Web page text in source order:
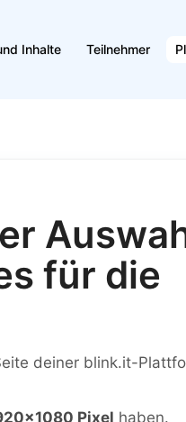
Inhalte Teilnehmer
für die
deiner blink.it-
Pixel haben.